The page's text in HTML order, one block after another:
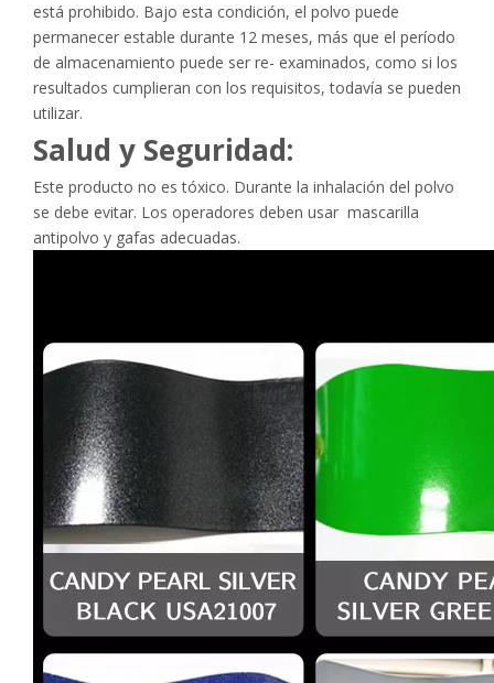
está prohibido. Bajo esta condición, el polvo puede
permanecer estable durante 12 meses, más que el período
de almacenamiento puede ser re- examinados, como si los
resultados cumplieran con los requisitos, todavía se pueden
utilizar.
Salud y Seguridad:
Este producto no es tóxico. Durante la inhalación del polvo
se debe evitar. Los operadores deben usar mascarilla
antipolvo y gafas adecuadas.